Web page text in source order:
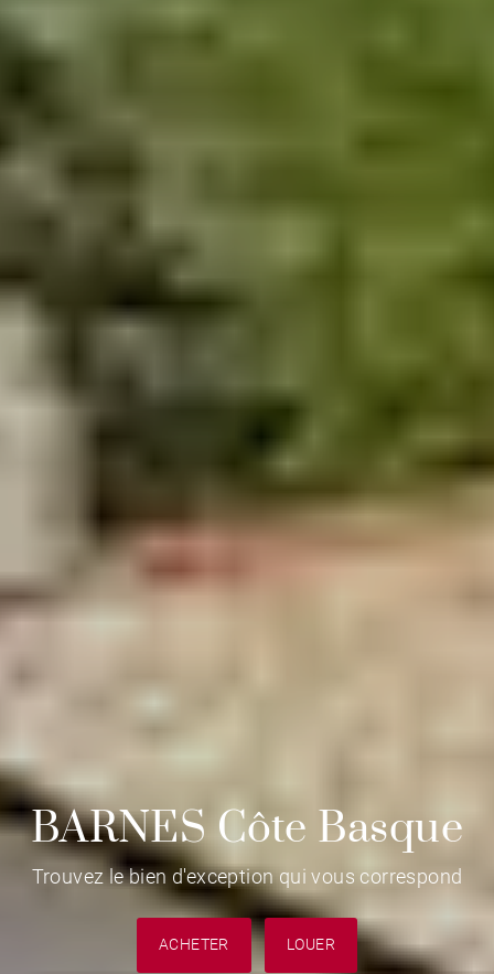
BARNES Côte Basque
Trouvez le bien d'exception qui vous correspond
ACHETER LOUER